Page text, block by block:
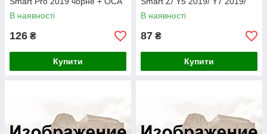
плівка
В наявності
126 ₴
Купити
Y7 Prime 2019
В наявності
87 ₴
Купити